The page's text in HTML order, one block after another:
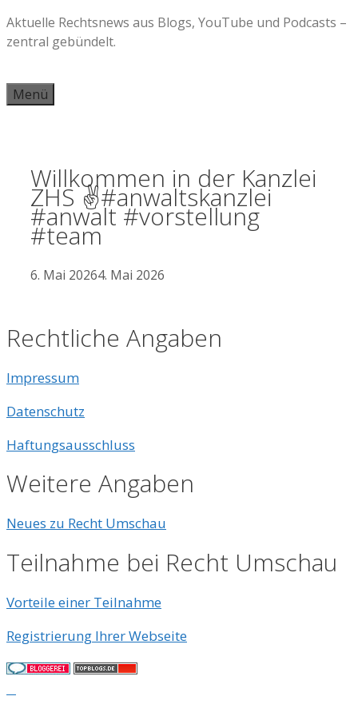
Zum
Inhalt
Aktuelle Rechtsnews aus Blogs, YouTube und Podcasts –
zentral gebündelt.
Menü
Willkommen in der Kanzlei
ZHS ✌️#anwaltskanzlei
#anwalt #vorstellung
#team
6. Mai 20264. Mai 2026
Rechtliche Angaben
Impressum
Datenschutz
Haftungsausschluss
Weitere Angaben
Neues zu Recht Umschau
Teilnahme bei Recht Umschau
Vorteile einer Teilnahme
Registrierung Ihrer Webseite